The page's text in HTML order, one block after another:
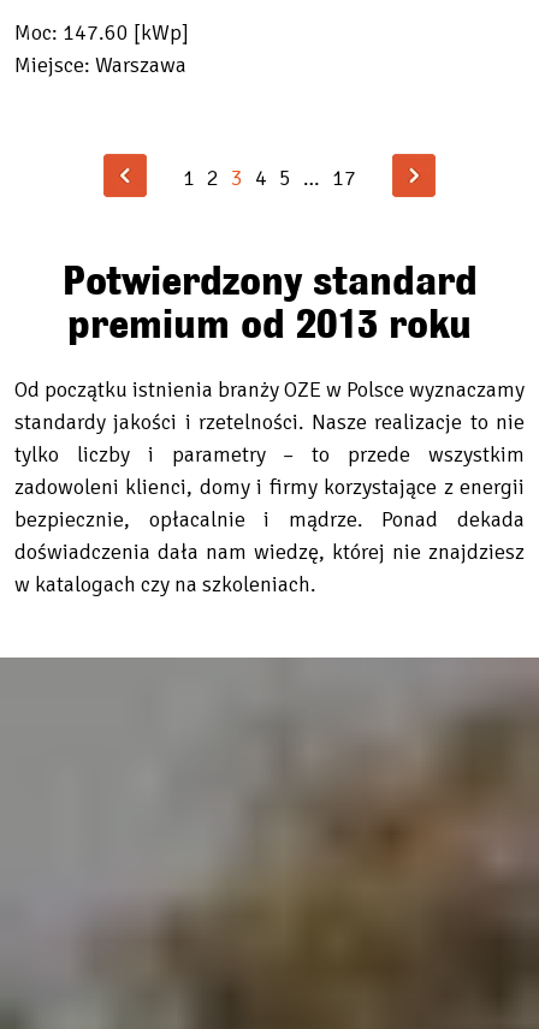
Moc: 147.60 [kWp]
Miejsce: Warszawa
1 2 3 4 5 … 17
Potwierdzony standard
premium od 2013 roku
Od początku istnienia branży OZE w Polsce wyznaczamy
standardy jakości i rzetelności. Nasze realizacje to nie
tylko liczby i parametry – to przede wszystkim
zadowoleni klienci, domy i firmy korzystające z energii
bezpiecznie, opłacalnie i mądrze. Ponad dekada
doświadczenia dała nam wiedzę, której nie znajdziesz
w katalogach czy na szkoleniach.